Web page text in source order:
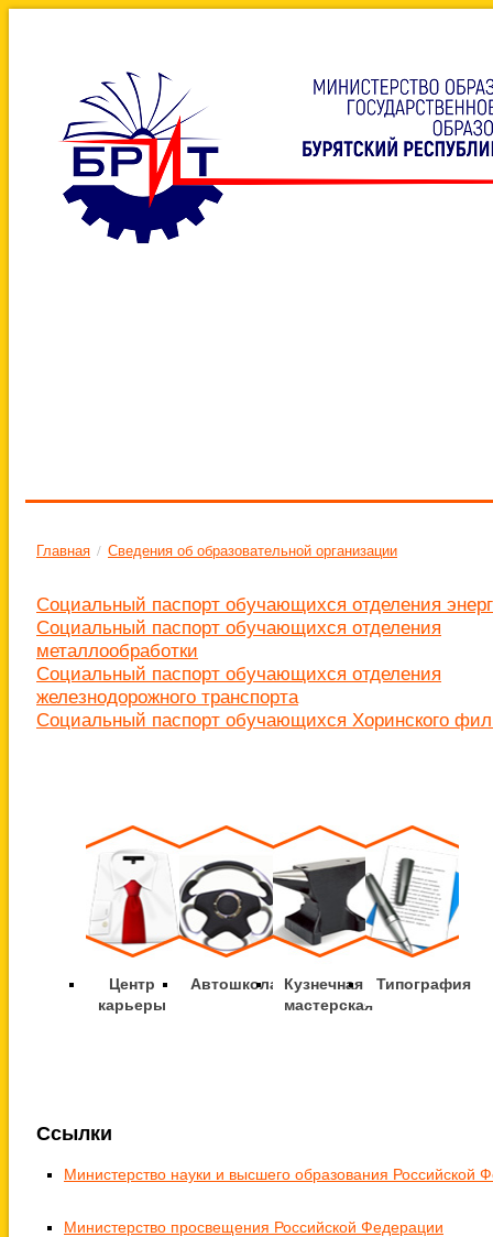
Главная / Сведения об образовательной организации
Социальный паспорт обучающихся отделения
Социальный паспорт обучающихся отделения
металлообработки
Социальный паспорт обучающихся отделения
железнодорожного транспорта
Социальный паспорт обучающихся Хоринского
Центр
карьеры
Автошкола
Кузнечная
мастерская
Типография
Ссылки
Министерство науки и высшего образования Российской
Министерство просвещения Российской Федерации